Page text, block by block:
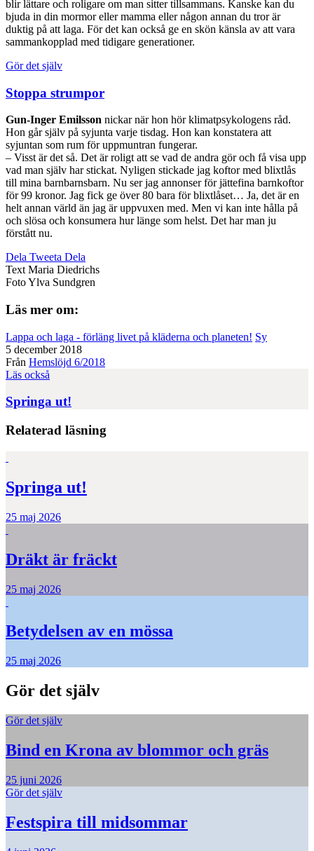
blir lättare och roligare om man sitter tillsammans. Kanske kan du
bjuda in din mormor eller mamma eller någon annan du tror är
duktig på att laga. För det kan också ge en skön känsla av att vara
sammankopplad med tidigare generationer.
Gör det själv
Stoppa strumpor
Gun-Inger Emilsson nickar när hon hör klimatpsykologens råd.
Hon går själv på syjunta varje tisdag. Hon kan konstatera att
syjuntan som rum för uppmuntran fungerar.
– Visst är det så. Det är roligt att se vad de andra gör och få visa upp
vad man själv har stickat. Nyligen stickade jag koftor med blixtlås
till mina barnbarnsbarn. Nu ser jag annonser för jättefina barnkoftor
för 99 kronor. Jag fick ge över 80 bara för blixtlåset… Ja, det är en
helt annan värld än jag är uppvuxen med. Men vi kan inte hålla på
och slösa och konsumera hur länge som helst. Det har man ju
förstått nu.
Dela Tweeta Dela
Text Maria Diedrichs
FotoYlva Sundgren
Läs mer om:
Lappa och laga - förläng livet på kläderna och planeten! Sy
5 december 2018
Från Hemslöjd 6/2018
Läs också
Springa ut!
Relaterad läsning
Springa ut!
25 maj 2026
Dräkt är fräckt
25 maj 2026
Betydelsen av en mössa
25 maj 2026
Gör det själv
Gör det själv
Bind en Krona av blommor och gräs
25 juni 2026
Gör det själv
Festspira till midsommar